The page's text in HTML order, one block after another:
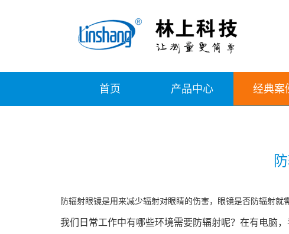
首页 产品中心 经典案
防辐射眼镜是用来减少辐射对眼睛的伤害，眼镜是否防辐射
我们日常工作中有哪些环境需要防辐射呢？在有电脑